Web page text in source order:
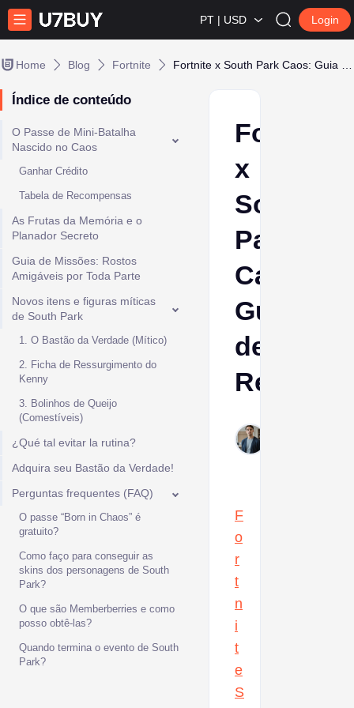
PT | USD Login
Home Blog Fortnite
Índice de conteúdo
O Passe de Mini-Batalha
Nascido no Caos
Ganhar Crédito
Tabela de Recompensas
As Frutas da Memória e o
Planador Secreto
Guia de Missões: Rostos
Amigáveis ​​por Toda Parte
Novos itens e figuras míticas
de South Park
1. O Bastão da Verdade (Mítico)
2. Ficha de Ressurgimento do
Kenny
3. Bolinhos de Queijo
(Comestíveis)
¿Qué tal evitar la rutina?
Adquira seu Bastão da Verdade!
Perguntas frequentes (FAQ)
O passe “Born in Chaos” é
gratuito?
Como faço para conseguir as
skins dos personagens de South
Park?
O que são Memberberries e como
posso obtê-las?
Quando termina o evento de South
Park?
Fortnite
x
South
Park
Caos:
Guia
de
F
o
r
t
n
i
t
e
S